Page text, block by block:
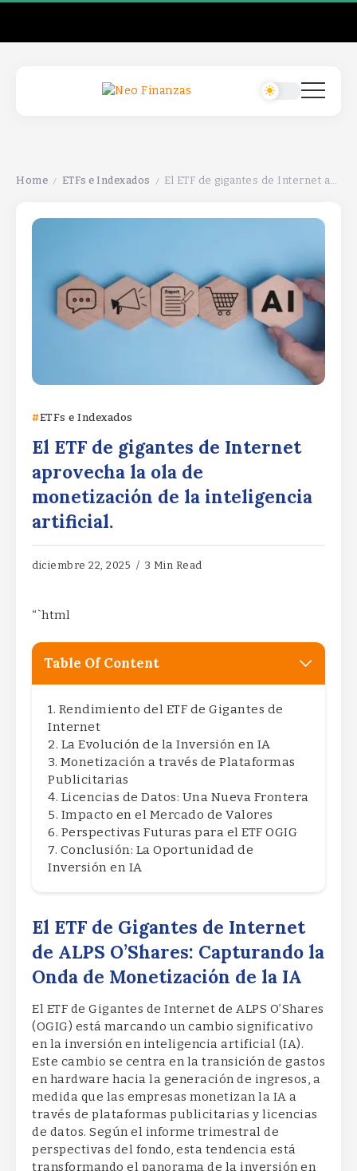
Home / ETFs e Indexados / El ETF de gigantes de Internet aprovecha la ola de monetización de la inteligencia artificial.
ETFs e Indexados
El ETF de gigantes de Internet
aprovecha la ola de
monetización de la inteligencia
artificial.
diciembre 22, 2025 3 Min Read
“`html
Table Of Content
Rendimiento del ETF de Gigantes de
Internet
La Evolución de la Inversión en IA
Monetización a través de Plataformas
Publicitarias
Licencias de Datos: Una Nueva Frontera
Impacto en el Mercado de Valores
Perspectivas Futuras para el ETF OGIG
Conclusión: La Oportunidad de
Inversión en IA
El ETF de Gigantes de Internet
de ALPS O’Shares: Capturando la
Onda de Monetización de la IA
El ETF de Gigantes de Internet de ALPS O’Shares
(OGIG) está marcando un cambio significativo
en la inversión en inteligencia artificial (IA).
Este cambio se centra en la transición de gastos
en hardware hacia la generación de ingresos, a
medida que las empresas monetizan la IA a
través de plataformas publicitarias y licencias
de datos. Según el informe trimestral de
perspectivas del fondo, esta tendencia está
transformando el panorama de la inversión en